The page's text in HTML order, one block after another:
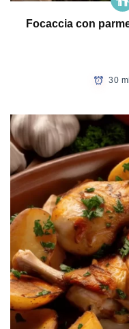
Focaccia con
30